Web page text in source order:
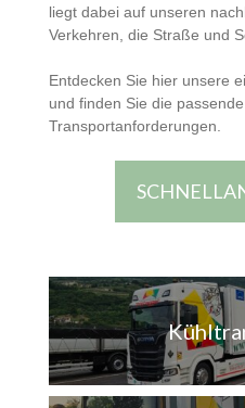
liegt dabei auf unseren
Verkehren, die Straße und
Entdecken Sie hier unsere
und finden Sie die
Transportanforderungen.